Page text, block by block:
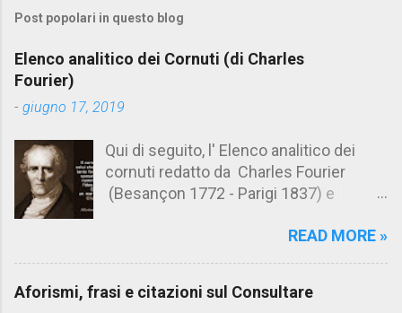
m
e
n
t
Post popolari in questo blog
Elenco analitico dei Cornuti (di Charles
Fourier)
- giugno 17, 2019
Qui di seguito, l' Elenco analitico dei
cornuti redatto da Charles Fourier
(Besançon 1772 - Parigi 1837) e
Aforismario trovi anche una raccolta di
cornuto pretenzioso: colui che ritiene
READ MORE »
Aforismi, frasi e citazioni sul Consultare